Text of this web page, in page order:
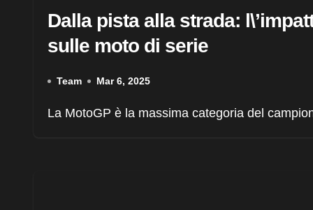
Dalla pista alla strada:
sulle moto di serie
Team Mar 6, 2025
La MotoGP è la massima categoria del